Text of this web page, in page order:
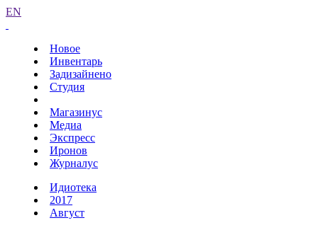
EN
Новое
Инвентарь
Задизайнено
Студия
Магазинус
Медиа
Экспресс
Иронов
Журналус
Идиотека
2017
Август